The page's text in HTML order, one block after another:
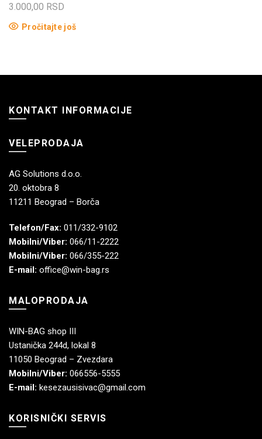
3.000,00 RSD
Pročitajte još
KONTAKT INFORMACIJE
VELEPRODAJA
AG Solutions d.o.o.
20. oktobra 8
11211 Beograd – Borča
Telefon/Fax: 011/332-9102
Mobilni/Viber: 066/11-2222
Mobilni/Viber: 066/355-222
E-mail: office@win-bag.rs
MALOPRODAJA
WIN-BAG shop III
Ustanička 244d, lokal 8
11050 Beograd – Zvezdara
Mobilni/Viber: 066556-5555
E-mail: kesezausisivac@gmail.com
KORISNIČKI SERVIS